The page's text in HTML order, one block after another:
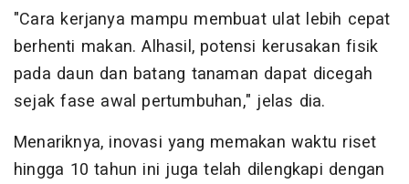
"Cara kerjanya mampu membuat ulat lebih cepat
berhenti makan. Alhasil, potensi kerusakan fisik
pada daun dan batang tanaman dapat dicegah
sejak fase awal pertumbuhan," jelas dia.
Menariknya, inovasi yang memakan waktu riset
hingga 10 tahun ini juga telah dilengkapi dengan